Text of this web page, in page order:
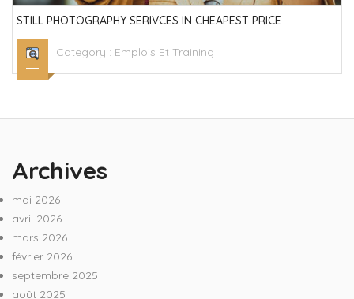
STILL PHOTOGRAPHY SERIVCES IN CHEAPEST PRICE
Category : Emplois Et Training
Archives
mai 2026
avril 2026
mars 2026
février 2026
septembre 2025
août 2025